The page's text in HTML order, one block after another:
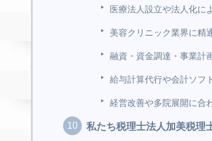
医療法人設立や法人化に
美容クリニック業界に精
融資・資金調達・事業計
給与計算代行や会計ソフ
経営改善や多院展開に合
私たち税理士法人加美税理